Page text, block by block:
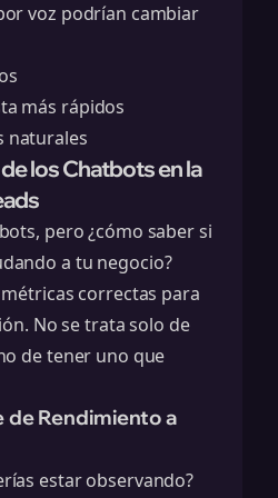
voz podrían cambiar
más rápidos
naturales
los Chatbots en la
pero ¿cómo saber si
a tu negocio?
correctas para
No se trata solo de
de tener uno que
de Rendimiento a
estar observando?